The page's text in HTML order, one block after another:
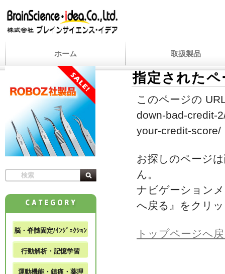
ホーム 取扱製品
指定された
このページの
down-bad-credit-
your-credit-score/
お探しのページ
ん。
ナビゲーション
へ戻る』をクリ
トップページへ
脳・脊髄固定/ｲﾝｼﾞｪｸｼｮﾝ
行動解析・記憶学習
運動機能・鎮痛・薬理